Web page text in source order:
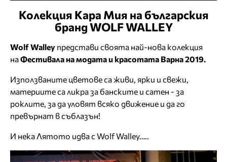
Колекция Кара Мия на българския
бранд WOLF WALLEY
Wolf Walley представи своята най-нова колекция
наФестивала на модата и красотата Варна 2019.
Използваните цветове са живи, ярки и свежи,
материите са ликра за банските и сатен - за
роклите, за да уловят всяко движение и да го
превърнат в съблазън!
И нека Лятото идва с Wolf Walley…..